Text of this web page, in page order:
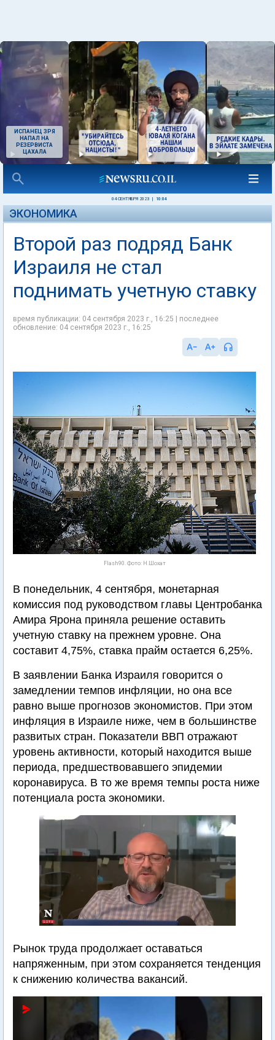
ИСПАНЕЦ ЗРЯ
НАПАЛ НА
РЕЗЕРВИСТА
ЦАХАЛА
04 СЕНТЯБРЯ 2023 10:04
ЭКОНОМИКА
Второй раз подряд Банк
Израиля не стал
поднимать учетную ставку
время публикации: 04 сентября 2023 г., 16:25 | последнее
обновление: 04 сентября 2023 г., 16:25
Flash90. Фото: Н.Шохат
В понедельник, 4 сентября, монетарная
комиссия под руководством главы Центробанка
Амира Ярона приняла решение оставить
учетную ставку на прежнем уровне. Она
составит 4,75%, ставка прайм остается 6,25%.
В заявлении Банка Израиля говорится о
замедлении темпов инфляции, но она все
равно выше прогнозов экономистов. При этом
инфляция в Израиле ниже, чем в большинстве
развитых стран. Показатели ВВП отражают
уровень активности, который находится выше
периода, предшествовавшего эпидемии
коронавируса. В то же время темпы роста ниже
потенциала роста экономики.
Рынок труда продолжает оставаться
напряженным, при этом сохраняется тенденция
к снижению количества вакансий.